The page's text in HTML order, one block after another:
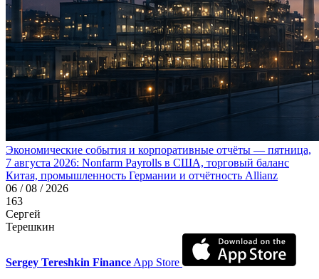
Экономические события и корпоративные отчёты — пятница,
7 августа 2026: Nonfarm Payrolls в США, торговый баланс
Китая, промышленность Германии и отчётность Allianz
06 / 08 / 2026
163
Сергей
Терешкин
Sergey Tereshkin Finance App Store